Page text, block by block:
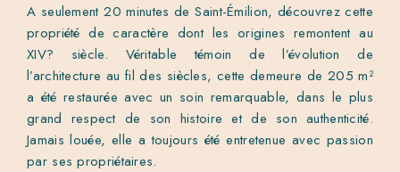
A seulement 20 minutes de Saint-Émilion, découvrez cette
propriété de caractère dont les origines remontent au
XIV? siècle. Véritable témoin de l’évolution de
l’architecture au fil des siècles, cette demeure de 205 m²
a été restaurée avec un soin remarquable, dans le plus
grand respect de son histoire et de son authenticité.
Jamais louée, elle a toujours été entretenue avec passion
par ses propriétaires.